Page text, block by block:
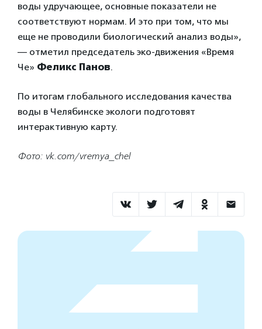
воды удручающее, основные показатели не
соответствуют нормам. И это при том, что мы
еще не проводили биологический анализ воды»,
— отметил председатель эко-движения «Время
Че» Феликс Панов.
По итогам глобального исследования качества
воды в Челябинске экологи подготовят
интерактивную карту.
Фото: vk.com/vremya_chel